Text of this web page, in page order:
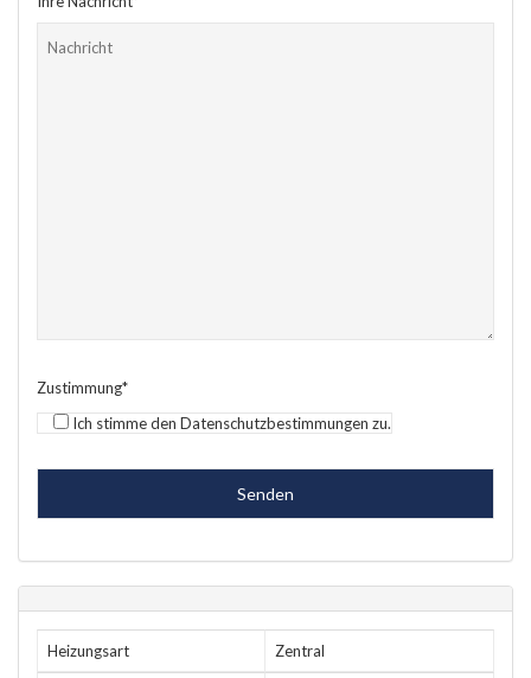
Zustimmung*
Ich stimme den Datenschutzbestimmungen zu.
Heizungsart Zentral